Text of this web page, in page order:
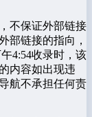
不保证外部链接
部链接的指向，
4:54收录时，该
内容如出现违
航不承担任何责